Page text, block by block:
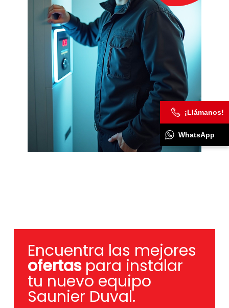
Encuentra las mejores
ofertaspara instalar
tu nuevo equipo
Saunier Duval.
¡Llámanos!
WhatsApp